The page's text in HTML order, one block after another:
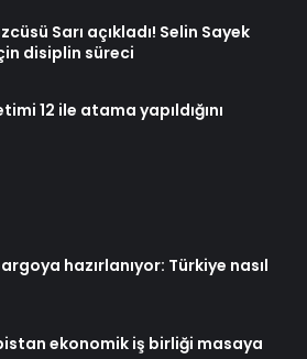
Sarı açıkladı! Selin Sayek
disiplin süreci
12 ile atama yapıldığını
hazırlanıyor: Türkiye nasıl
ekonomik iş birliği masaya